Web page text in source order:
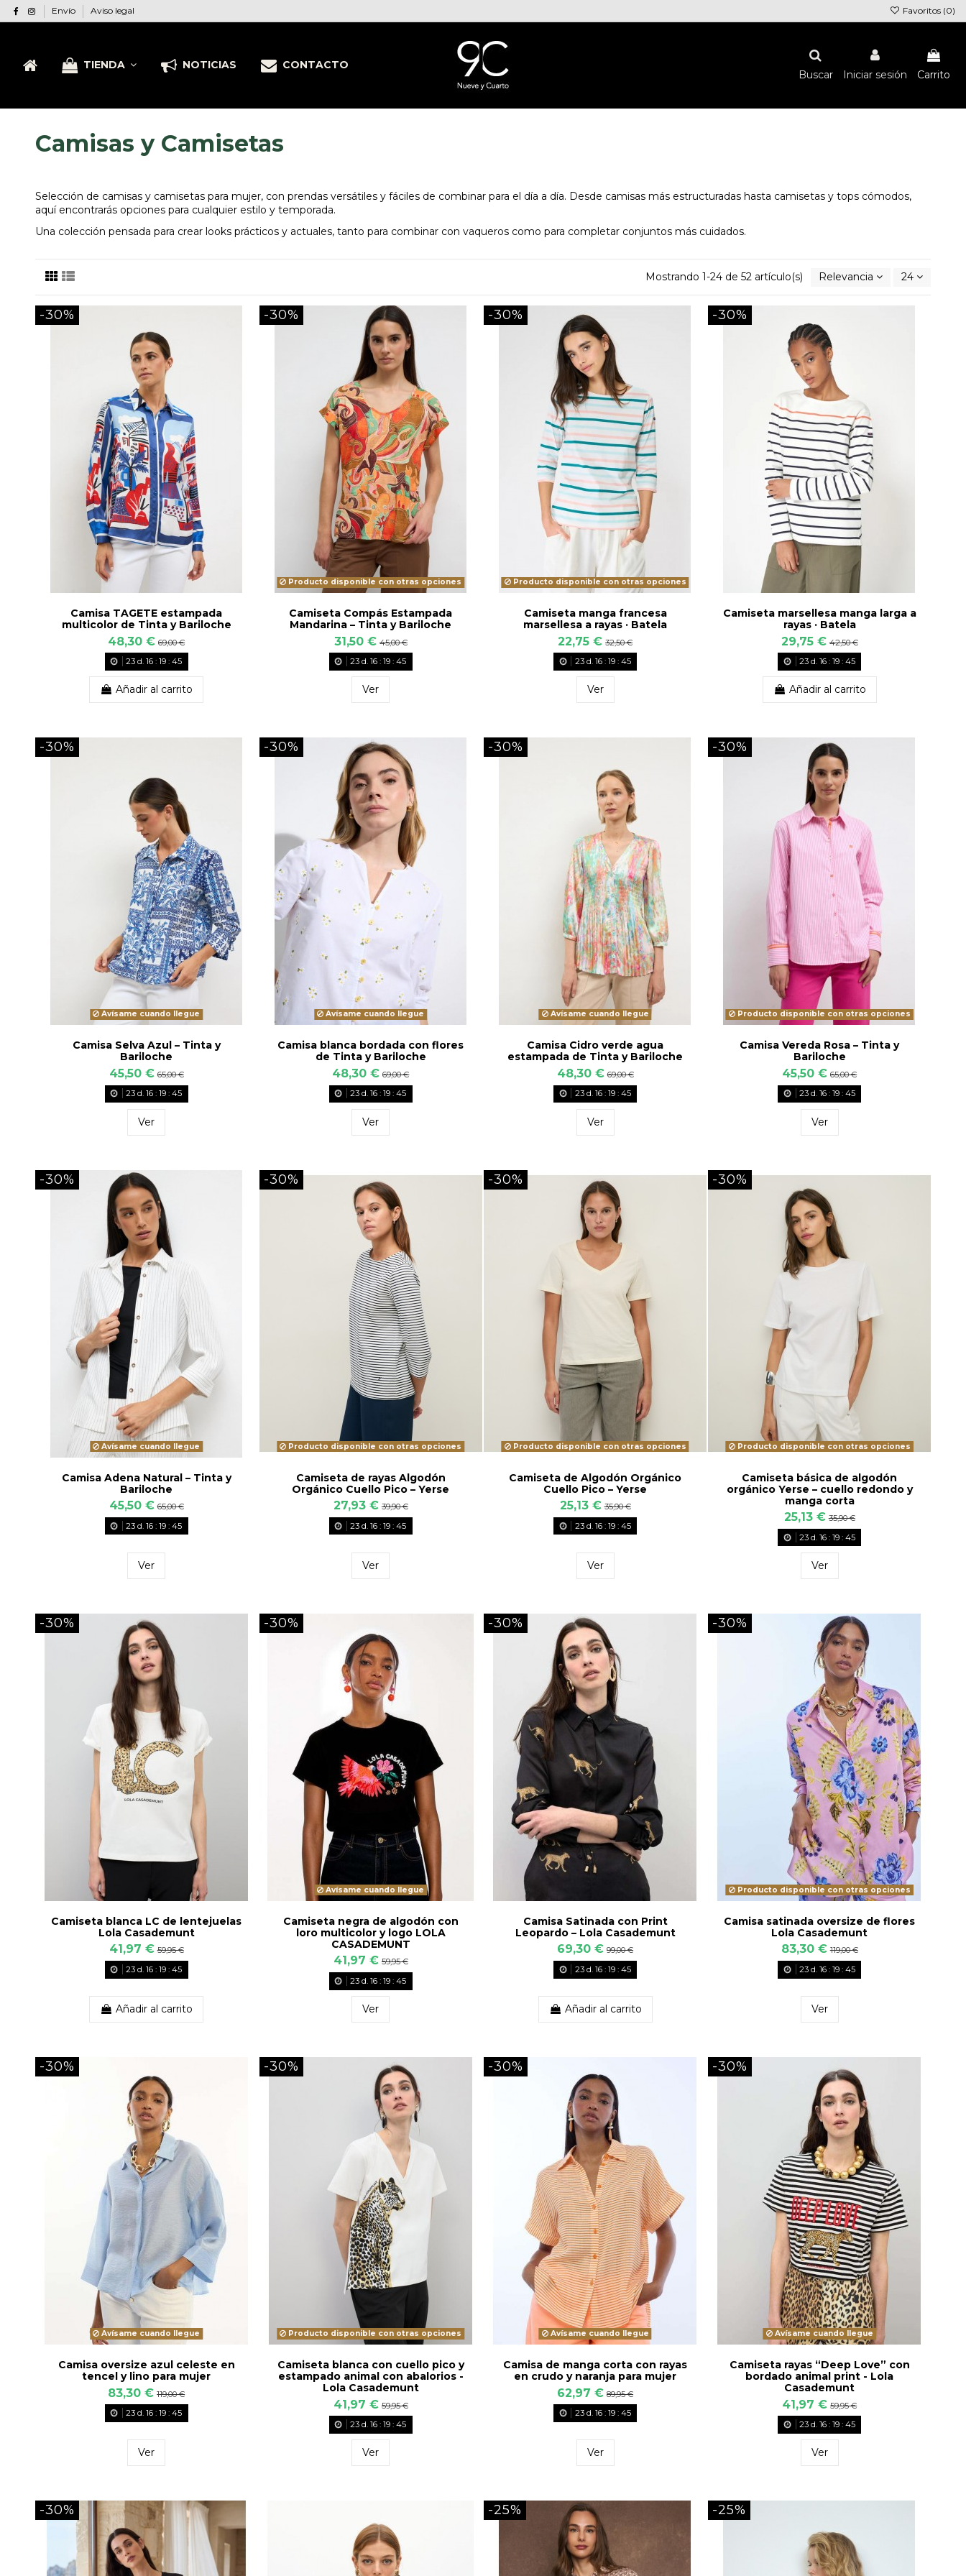
Envío Aviso legal Favoritos (0)
TIENDA NOTICIAS
CONTACTO
Buscar
Iniciar sesión Carrito
Camisas y Camisetas
Selección de camisas y camisetas para mujer, con prendas versátiles y fáciles de combinar para el día a día. Desde camisas más estructuradas hasta camisetas y tops cómodos,
aquí encontrarás opciones para cualquier estilo y temporada.
Una colección pensada para crear looks prácticos y actuales, tanto para combinar con vaqueros como para completar conjuntos más cuidados.
Mostrando 1-24 de 52 artículo(s) Relevancia 24
-30%
Camisa TAGETE estampada
multicolor de Tinta y Bariloche
48,30 € 69,00 €
23 d. 16 :19 :43
Añadir al carrito
-30%
Producto disponible con otras opciones
Camiseta Compás Estampada
Mandarina – Tinta y Bariloche
31,50 € 45,00 €
23 d. 16 :19 :43
Ver
-30%
Producto disponible con otras opciones
Camiseta manga francesa
marsellesa a rayas · Batela
22,75 € 32,50 €
23d. 16: 19: 43
Ver
-30%
Camiseta marsellesa manga larga a
rayas · Batela
29,75 € 42,50 €
23d. 16: 19: 43
Añadir al carrito
-30%
Avísame cuando llegue
Camisa Selva Azul – Tinta y
Bariloche
45,50 € 65,00 €
23 d. 16 :19 :43
Ver
-30%
Avísame cuando llegue
Camisa blanca bordada con flores
de Tinta y Bariloche
48,30 € 69,00 €
23 d. 16 :19 :43
Ver
-30%
Avísame cuando llegue
Camisa Cidro verde agua
estampada de Tinta y Bariloche
48,30 € 69,00 €
23d. 16: 19: 43
Ver
-30%
Producto disponible con otras opciones
Camisa Vereda Rosa – Tinta y
Bariloche
45,50 € 65,00 €
23d. 16: 19: 43
Ver
-30%
Avísame cuando llegue
Camisa Adena Natural – Tinta y
Bariloche
45,50 € 65,00 €
23 d. 16 :19 :43
Ver
-30%
Producto disponible con otras opciones
Camiseta de rayas Algodón
Orgánico Cuello Pico – Yerse
27,93 € 39,90 €
23 d. 16 :19 :43
Ver
-30%
Producto disponible con otras opciones
Camiseta de Algodón Orgánico
Cuello Pico – Yerse
25,13 € 35,90 €
23d. 16: 19: 43
Ver
-30%
Producto disponible con otras opciones
Camiseta básica de algodón
orgánico Yerse – cuello redondo y
manga corta
25,13 € 35,90 €
23d. 16: 19: 43
Ver
-30%
Camiseta blanca LC de lentejuelas
Lola Casademunt
41,97 € 59,95 €
23 d. 16 :19 :43
Añadir al carrito
-30%
Avísame cuando llegue
Camiseta negra de algodón con
loro multicolor y logo LOLA
CASADEMUNT
41,97 € 59,95 €
23 d. 16 :19 :43
Ver
-30%
Camisa Satinada con Print
Leopardo – Lola Casademunt
69,30 € 99,00 €
23d. 16: 19: 43
Añadir al carrito
-30%
Producto disponible con otras opciones
Camisa satinada oversize de flores
Lola Casademunt
83,30 € 119,00 €
23d. 16: 19: 43
Ver
-30%
Avísame cuando llegue
Camisa oversize azul celeste en
tencel y lino para mujer
83,30 € 119,00 €
23 d. 16 :19 :43
Ver
-30%
Producto disponible con otras opciones
Camiseta blanca con cuello pico y
estampado animal con abalorios -
Lola Casademunt
41,97 € 59,95 €
23 d. 16 :19 :43
Ver
-30%
Avísame cuando llegue
Camisa de manga corta con rayas
en crudo y naranja para mujer
62,97 € 89,95 €
23d. 16: 19: 43
Ver
-30%
Avísame cuando llegue
Camiseta rayas “Deep Love” con
bordado animal print - Lola
Casademunt
41,97 € 59,95 €
23d. 16: 19: 43
Ver
-30% -25% -25%